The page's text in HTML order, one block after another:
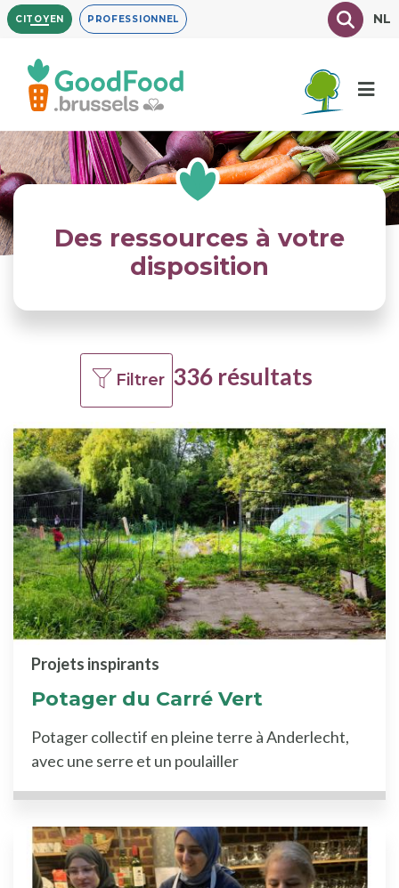
Aller
au
contenu
principal
CITOYEN PROFESSIONNEL TexteNL
Des ressources à votre
disposition
Filtrer 336 résultats
Potager du Carré Vert
Projets inspirants
Potager collectif en pleine terre à Anderlecht,
avec une serre et un poulailler